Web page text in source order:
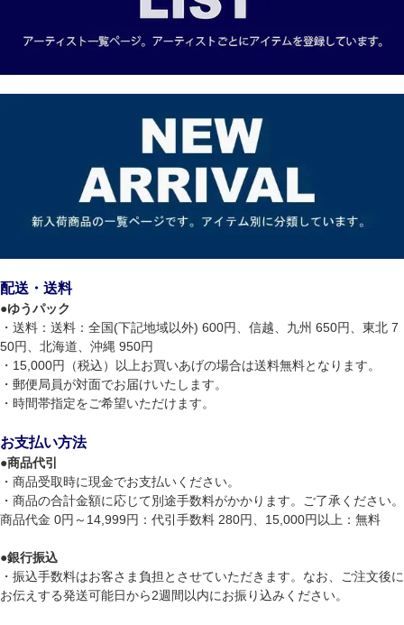
配送・送料
●ゆうパック
・送料：送料：全国(下記地域以外) 600円、信越、九州 650円、東北 7
50円、北海道、沖縄 950円
・15,000円（税込）以上お買いあげの場合は送料無料となります。
・郵便局員が対面でお届けいたします。
・時間帯指定をご希望いただけます。
お支払い方法
●商品代引
・商品受取時に現金でお支払いください。
・商品の合計金額に応じて別途手数料がかかります。ご了承ください。
商品代金 0円～14,999円：代引手数料 280円、15,000円以上：無料
●銀行振込
・振込手数料はお客さま負担とさせていただきます。なお、ご注文後に
お伝えする発送可能日から2週間以内にお振り込みください。